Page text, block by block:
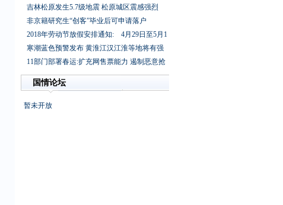
吉林松原发生5.7级地震松原城区震感强烈
非京籍研究生“创客”毕业后可申请落户
2018年劳动节放假安排通知:4月29日至5月1
寒潮蓝色预警发布黄淮江汉江淮等地将有强
11部门部署春运:扩充网售票能力遏制恶意抢
国情论坛
暂未开放